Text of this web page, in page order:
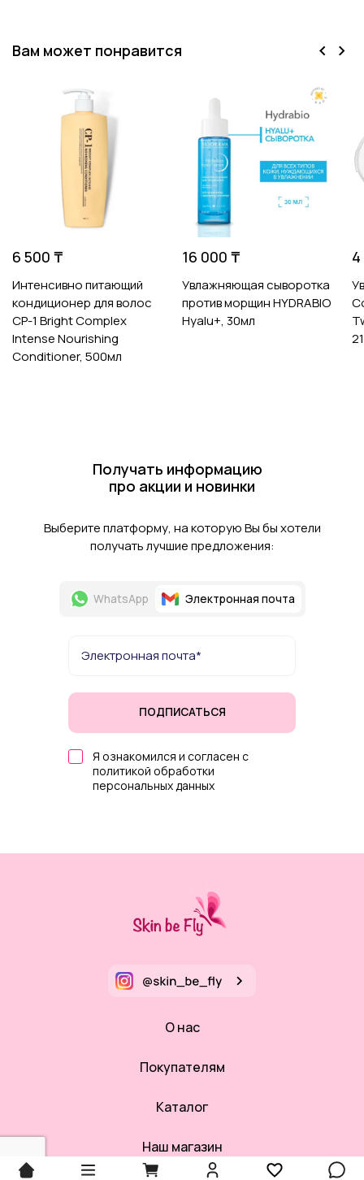
Вам может понравится
6 500 ₸
Интенсивно питающий
кондиционер для волос
CP-1 Bright Complex
Intense Nourishing
Conditioner, 500мл
16 000 ₸
Увлажняющая сыворотка
против морщин HYDRABIO
Hyalu+, 30мл
21
Получать информацию
про акции и новинки
Выберите платформу, на которую Вы бы хотели
получать лучшие предложения:
WhatsApp Электронная почта
ПОДПИСАТЬСЯ
Я ознакомился и согласен с
политикой обработки
персональных данных
О нас
Покупателям
Каталог
Наш магазин